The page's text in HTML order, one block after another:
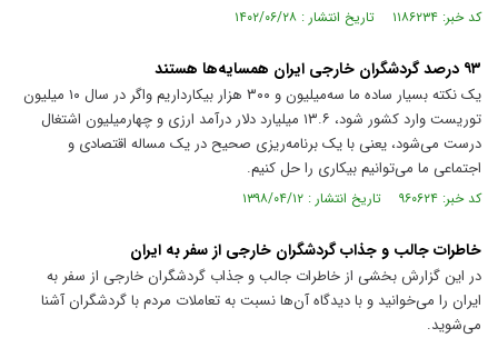
کد خبر: ۱۱۸۶۲۳۴ تاریخ انتشار : ۱۴۰۲/۰۶/۲۸
۹۳ درصد گردشگران خارجی ایران همسایه‌ها هستند
یک نکته بسیار ساده ما سه‌میلیون و ۳۰۰ هزار بیکارداریم واگر در سال ۱۰ میلیون
توریست وارد کشور شود، ۱۳.۶ میلیارد دلار درآمد ارزی و چهارمیلیون اشتغال
درست می‌شود، یعنی با یک برنامه‌ریزی صحیح در یک مساله اقتصادی و
اجتماعی ما می‌توانیم بیکاری را حل کنیم.
کد خبر: ۹۶۰۶۲۴ تاریخ انتشار : ۱۳۹۸/۰۴/۱۲
خاطرات جالب و جذاب گردشگران خارجی از سفر به ایران
در این گزارش بخشی از خاطرات جالب و جذاب گردشگران خارجی از سفر به
ایران را می‌خوانید و با دیدگاه آن‌ها نسبت به تعاملات مردم با گردشگران آشنا
می‌شوید.